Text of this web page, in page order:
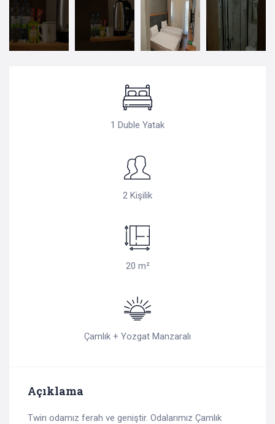
1 Duble Yatak
2 Kişilik
20 m²
Çamlık + Yozgat Manzaralı
Açıklama
Twin odamız ferah ve geniştir. Odalarımız Çamlık